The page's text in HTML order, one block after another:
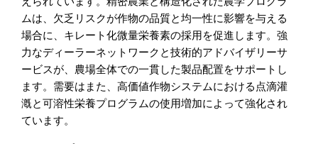
ムは、欠乏リスクが作物の品質と均一性に影響を与える
場合に、キレート化微量栄養素の採用を促進します。強
力なディーラーネットワークと技術的アドバイザリーサ
ービスが、農場全体での一貫した製品配置をサポートし
ます。需要はまた、高価値作物システムにおける点滴灌
漑と可溶性栄養プログラムの使用増加によって強化され
ています。